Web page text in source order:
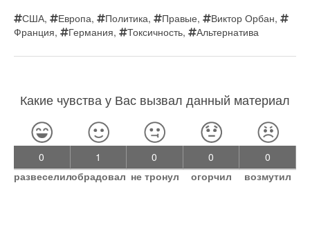
США, Европа, Политика, Правые, Виктор Орбан,
Франция, Германия, Токсичность, Альтернатива
Какие чувства у Вас вызвал данный материал
0
развеселил
1
обрадовал
0
не тронул
0
огорчил
0
возмутил